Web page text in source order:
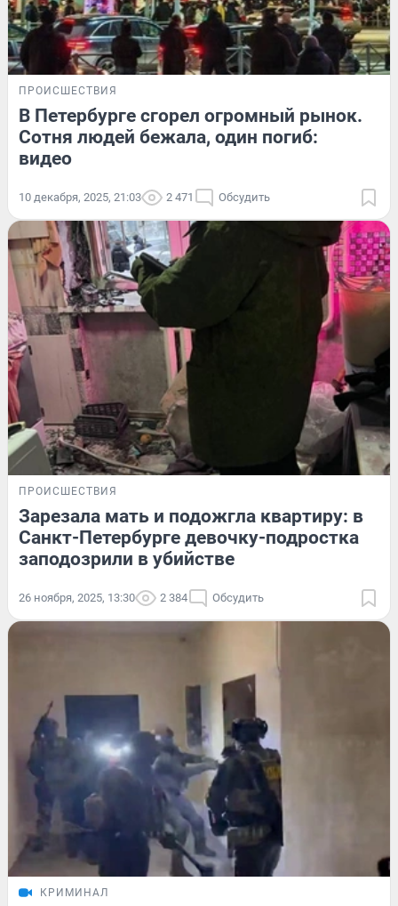
ПРОИСШЕСТВИЯ
В Петербурге сгорел огромный рынок.
Сотня людей бежала, один погиб:
видео
10 декабря, 2025, 21:03 2 471 Обсудить
ПРОИСШЕСТВИЯ
Зарезала мать и подожгла квартиру: в
Санкт-Петербурге девочку-подростка
заподозрили в убийстве
26 ноября, 2025, 13:30 2 384 Обсудить
КРИМИНАЛ